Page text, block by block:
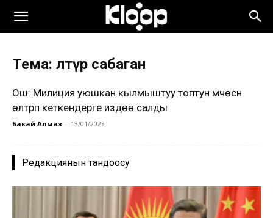
Тема: өлтүрө сабаган
Ош: Милиция уюшкан кылмыштуу топтун мүчөсүн
өлтүрүп кеткендерге издөө салды
Бакай Алмаз - 13/01/2023
Редакциянын тандоосу